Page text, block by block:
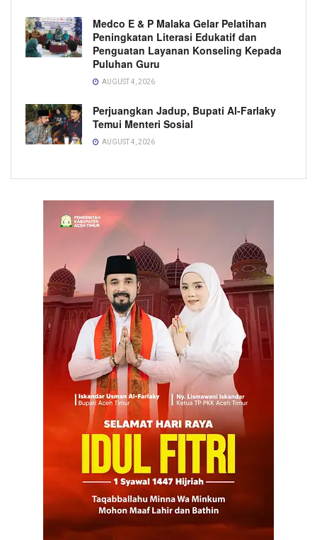
Medco E & P Malaka Gelar Pelatihan
Peningkatan Literasi Edukatif dan
Penguatan Layanan Konseling Kepada
Puluhan Guru
AUGUST 4, 2026
Perjuangkan Jadup, Bupati Al-Farlaky
Temui Menteri Sosial
AUGUST 4, 2026